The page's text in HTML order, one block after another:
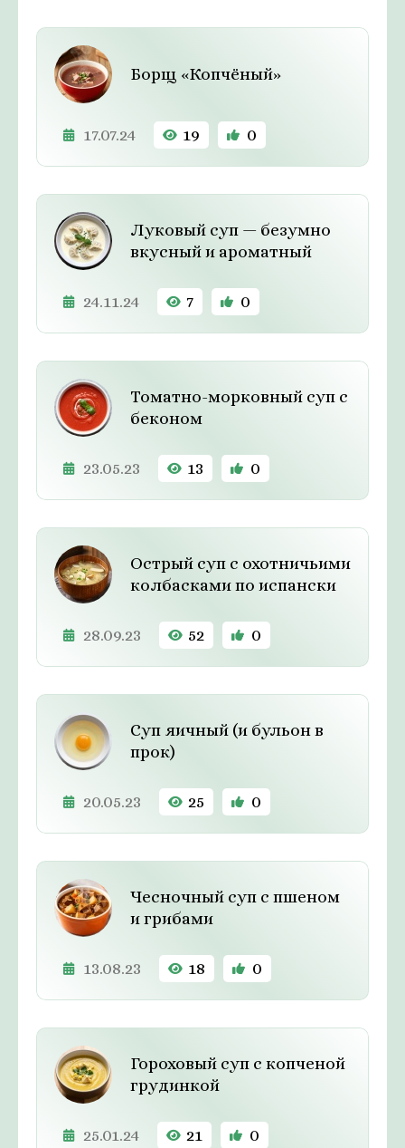
Борщ «Копчёный»
17.07.24 19 0
Луковый суп — безумно
вкусный и ароматный
24.11.24 7 0
Томатно-морковный суп с
беконом
23.05.23 13 0
Острый суп с охотничьими
колбасками по испански
28.09.23 52 0
Суп яичный (и бульон в
прок)
20.05.23 25 0
Чесночный суп с пшеном
и грибами
13.08.23 18 0
Гороховый суп с копченой
грудинкой
25.01.24 21 0